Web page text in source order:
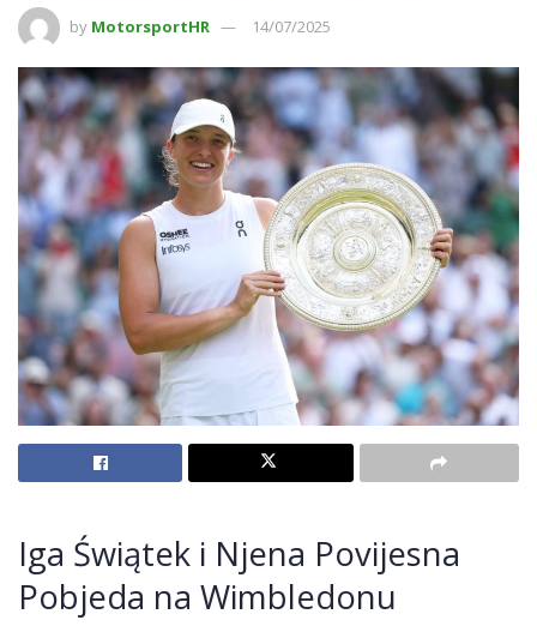
by MotorsportHR 14/07/2025
Iga Świątek i Njena Povijesna
Pobjeda na Wimbledonu